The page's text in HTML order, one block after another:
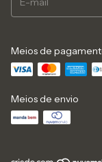
Meios de
Meios de envio